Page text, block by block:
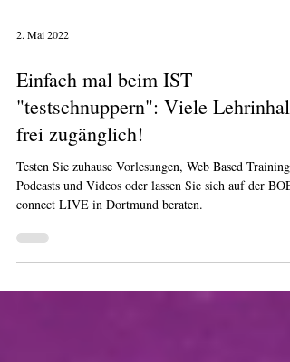
2. Mai 2022
Einfach mal beim IST
"testschnuppern": Viele
frei zugänglich!
Testen Sie zuhause Vorlesungen, Web Based Trainings,